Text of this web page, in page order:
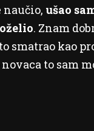
naučio, ušao
. Znam
smatrao kao
to sam